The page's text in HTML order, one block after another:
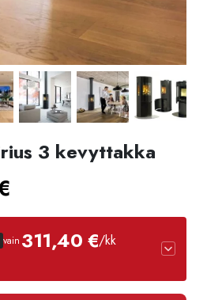
3 kevyttakka
vain 311,40 €/kk